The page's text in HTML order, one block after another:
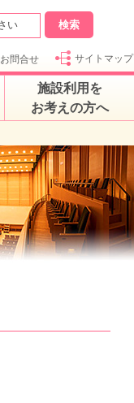
お問合せ サイトマップ
施設利用を
お考えの方へ